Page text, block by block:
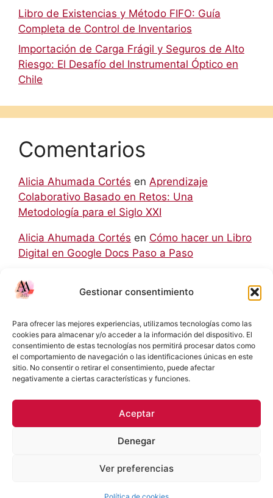
Gestionar consentimiento
Para ofrecer las mejores experiencias, utilizamos tecnologías como las
cookies para almacenar y/o acceder a la información del dispositivo. El
consentimiento de estas tecnologías nos permitirá procesar datos como
el comportamiento de navegación o las identificaciones únicas en este
sitio. No consentir o retirar el consentimiento, puede afectar
negativamente a ciertas características y funciones.
Aceptar
Denegar
Ver preferencias
Libro de Existencias y Método FIFO: Guía
Completa de Control de Inventarios
Importación de Carga Frágil y Seguros de Alto
Riesgo: El Desafío del Instrumental Óptico en
Chile
Comentarios
Alicia Ahumada Cortés en Aprendizaje
Colaborativo Basado en Retos: Una
Metodología para el Siglo XXI
Alicia Ahumada Cortés en Cómo hacer un Libro
Digital en Google Docs Paso a Paso
hello world
en Retos: Una Metodología para el Siglo XXI
RodolfoenCómo hacer un Libro Digital en
Google Docs Paso a Paso
Eliecer Campos CárdenasenDiferencias y
Relaciones entre las NIC y las NIIF: Una Guía
Política de cookies (UE)
© 2026 Docente TP• Creado con